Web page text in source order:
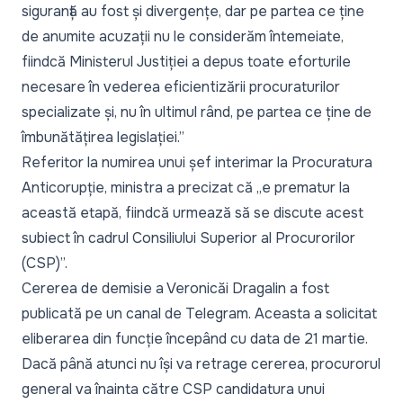
siguranță au fost și divergențe, dar pe partea ce ține
de anumite acuzații nu le considerăm întemeiate,
fiindcă Ministerul Justiției a depus toate eforturile
necesare în vederea eficientizării procuraturilor
specializate și, nu în ultimul rând, pe partea ce ține de
îmbunătățirea legislației.”
Referitor la numirea unui șef interimar la Procuratura
Anticorupție, ministra a precizat că „e prematur la
această etapă, fiindcă urmează să se discute acest
subiect în cadrul Consiliului Superior al Procurorilor
(CSP)”.
Cererea de demisie a Veronicăi Dragalin a fost
publicată pe un canal de Telegram. Aceasta a solicitat
eliberarea din funcție începând cu data de 21 martie.
Dacă până atunci nu își va retrage cererea, procurorul
general va înainta către CSP candidatura unui